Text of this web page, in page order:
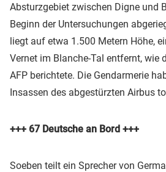
Absturzgebiet zwischen Digne und
Beginn der Untersuchungen
liegt auf etwa 1.500 Metern Höhe,
Vernet im Blanche-Tal entfernt, wie
AFP berichtete. Die Gendarmerie
Insassen des abgestürzten Airbus
+++ 67 Deutsche an Bord +++
Soeben teilt ein Sprecher von